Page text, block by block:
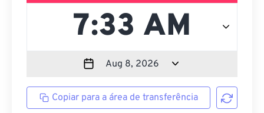
Copiar para a área de transferência